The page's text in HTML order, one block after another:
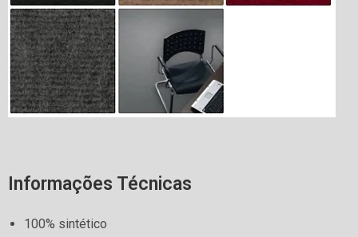
Informações Técnicas
100% sintético